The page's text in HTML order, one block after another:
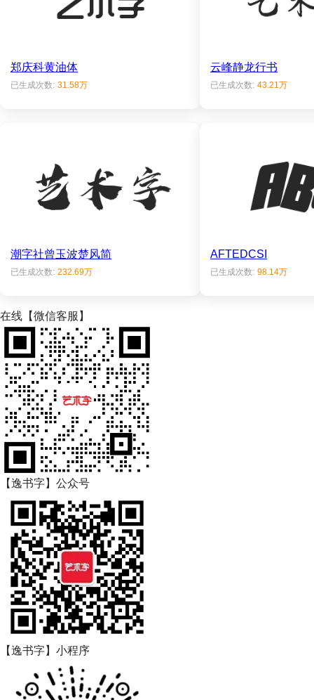
郑庆科黄油体
已生成次数: 31.58万
云峰静龙行书
已生成次数: 43.21万
潮字社曾玉波楚风简
已生成次数: 232.69万
AFTEDCSI
已生成次数: 98.14万
在线【微信客服】
【逸书字】公众号
【逸书字】小程序